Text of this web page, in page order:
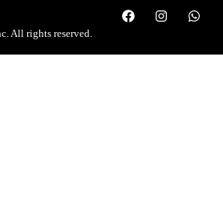
All rights reserved.